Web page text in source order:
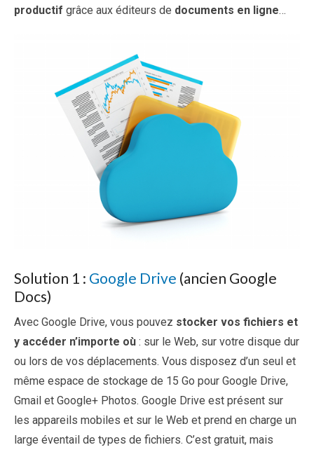
productif grâce aux éditeurs de documents en ligne…
Solution 1 : Google Drive (ancien Google
Docs)
Avec Google Drive, vous pouvez stocker vos fichiers et
y accéder n’importe où : sur le Web, sur votre disque dur
ou lors de vos déplacements. Vous disposez d’un seul et
même espace de stockage de 15 Go pour Google Drive,
Gmail et Google+ Photos. Google Drive est présent sur ​​
les appareils mobiles et sur ​​le Web et prend en charge un
large éventail de types de fichiers. C’est gratuit, mais